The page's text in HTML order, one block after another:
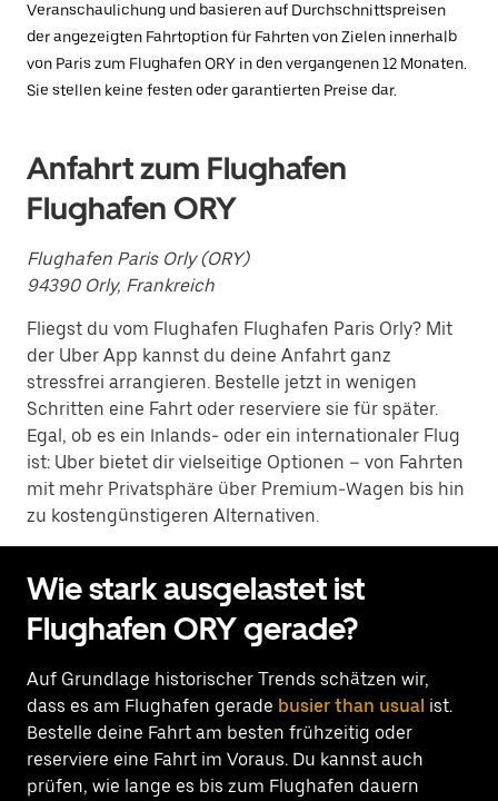
Veranschaulichung und basieren auf Durchschnittspreisen
der angezeigten Fahrtoption für Fahrten von Zielen innerhalb
von Paris zum Flughafen ORY in den vergangenen 12 Monaten.
Sie stellen keine festen oder garantierten Preise dar.
Anfahrt zum Flughafen
Flughafen ORY
Flughafen Paris Orly (ORY)
94390 Orly, Frankreich
Fliegst du vom Flughafen Flughafen Paris Orly? Mit
der Uber App kannst du deine Anfahrt ganz
stressfrei arrangieren. Bestelle jetzt in wenigen
Schritten eine Fahrt oder reserviere sie für später.
Egal, ob es ein Inlands- oder ein internationaler Flug
ist: Uber bietet dir vielseitige Optionen – von Fahrten
mit mehr Privatsphäre über Premium-Wagen bis hin
zu kostengünstigeren Alternativen.
Wie stark ausgelastet ist
Flughafen ORY gerade?
Auf Grundlage historischer Trends schätzen wir,
dass es am Flughafen gerade busier than usual ist.
Bestelle deine Fahrt am besten frühzeitig oder
reserviere eine Fahrt im Voraus. Du kannst auch
prüfen, wie lange es bis zum Flughafen dauern